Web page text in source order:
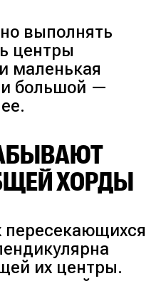
выполнять
центры
маленькая
большой —
ХОРДЫ
пересекающихся
их центры.